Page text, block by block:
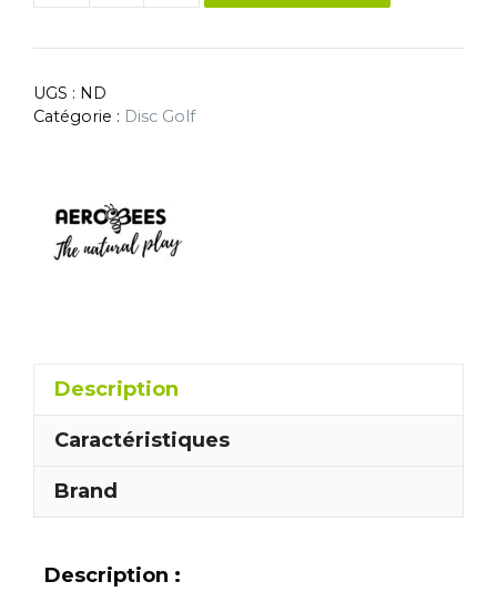
UGS : ND
Catégorie : Disc Golf
Description
Caractéristiques
Brand
Description :